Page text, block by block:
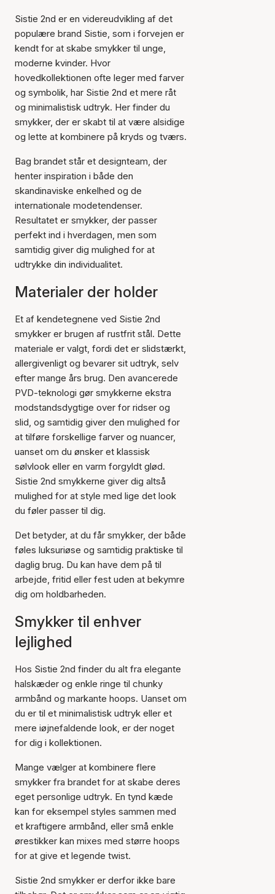
Sistie 2nd er en videreudvikling af det
populære brand Sistie, som i forvejen er
kendt for at skabe smykker til unge,
moderne kvinder. Hvor
hovedkollektionen ofte leger med farver
og symbolik, har Sistie 2nd et mere råt
og minimalistisk udtryk. Her finder du
smykker, der er skabt til at være alsidige
og lette at kombinere på kryds og tværs.
Bag brandet står et designteam, der
henter inspiration i både den
skandinaviske enkelhed og de
internationale modetendenser.
Resultatet er smykker, der passer
perfekt ind i hverdagen, men som
samtidig giver dig mulighed for at
udtrykke din individualitet.
Materialer der holder
Et af kendetegnene ved Sistie 2nd
smykker er brugen af rustfrit stål. Dette
materiale er valgt, fordi det er slidstærkt,
allergivenligt og bevarer sit udtryk, selv
efter mange års brug. Den avancerede
PVD-teknologi gør smykkerne ekstra
modstandsdygtige over for ridser og
slid, og samtidig giver den mulighed for
at tilføre forskellige farver og nuancer,
uanset om du ønsker et klassisk
sølvlook eller en varm forgyldt glød.
Sistie 2nd smykkerne giver dig altså
mulighed for at style med lige det look
du føler passer til dig.
Det betyder, at du får smykker, der både
føles luksuriøse og samtidig praktiske til
daglig brug. Du kan have dem på til
arbejde, fritid eller fest uden at bekymre
dig om holdbarheden.
Smykker til enhver
lejlighed
Hos Sistie 2nd finder du alt fra elegante
halskæder og enkle ringe til chunky
armbånd og markante hoops. Uanset om
du er til et minimalistisk udtryk eller et
mere iøjnefaldende look, er der noget
for dig i kollektionen.
Mange vælger at kombinere flere
smykker fra brandet for at skabe deres
eget personlige udtryk. En tynd kæde
kan for eksempel styles sammen med
et kraftigere armbånd, eller små enkle
ørestikker kan mixes med større hoops
for at give et legende twist.
Sistie 2nd smykker er derfor ikke bare